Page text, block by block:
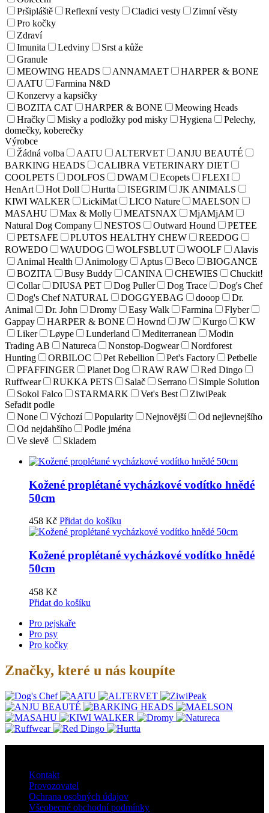
Pršipláště
Reflexní vesty Cladici vesty
Zimní věsty
Pro kočky
Zdraví
Imunita
Ledviny
Srst a kůže
Granule
MEOWING HEADS
ANNAMAET
HARPER & BONE
AATU
Farmina N&D
Konzervy a kapsičky
BOZITA CAT
HARPER & BONE
Meowing Heads
Hračky
Misky a podložky pod misky Hygiena
Pelechy,
domečky, koberečky
Výrobce
Žádná volba
AATU ALTERVET
ANJU BEAUTÉ
BARKING HEADS
CALIBRA VETERINARY DIET
COOLPETS
DOLFOS DWAM Ecopets
FLEXI
HenArt
Hot Doll Hurtta ISEGRIM
JK ANIMALS
KIWI WALKER
LickiMat LICO Nature
MAELSON
MASAHU
Max & Molly MEATSNAX
MjAMjAM
Natural Dog Company
NESTOS Outward Hound
PETEE
PETSAFE
PLUTOS HEALTHY CHEW
REEDOG
ROWEDO
WAUDOG WOLFSBLUT WOOLF
Alavis
Animal Health
Animology Aptus Beco
BIOGANCE
BOZITA
Busy Buddy CANINA CHEWIES
Chuckit!
Collar
DIUSA PET Dog Puller Dog Trace
Dog's Chef
Dog's Chef NATURAL
DOGGYEBAG dooop
Dr.
Animal
Dr. John Dromy Easy Walk Farmina
Flyber
Gappay
HARPER & BONE Hownd JW Kurgo
KW
Liker
Løype Lunderland Mediterranean
Modin
Trading AB
Natureca Nonstop-Dogwear
Nordforest
Hunting
ORBILOC Pet Rebellion Pet's Factory
Petbelle
PFAFFINGER
Planet Dog RAW RAW
Red Dingo
Ruffwear
RUKKA PETS Salač Serrano
Simple Solution
Sokol Falco
STARMARK Vet's Best
ZiwiPeak
Seřadit podle
None
Výchozí Popularity Nejnovější
Od nejlevnejšího
Od nejdahšího
Podle jména
Ve slevě
Skladem
Kožené proplétané vycházkové vodítko hnědé
50cm
458 Kč Přidat do košíku
Kožené proplétané vycházkové vodítko hnědé
50cm
458 Kč
Přidat do košíku
Pro pejskaře
Pro psy
Pro kočky
Značky, které u nás koupíte
Kontakt
Provozovatel
Ochrana osobných údajov
Všeobecné obchodní podmínky